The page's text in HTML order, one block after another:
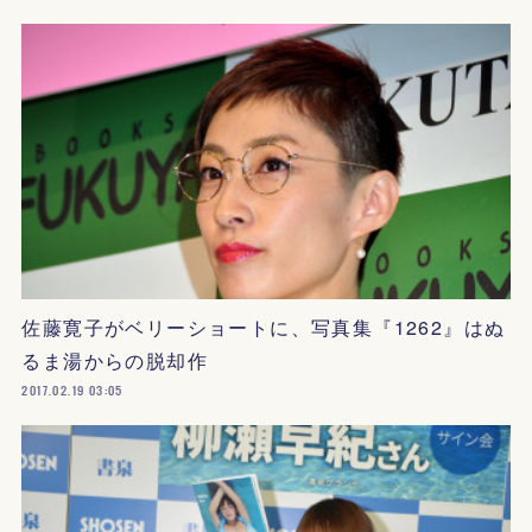
佐藤寛子がベリーショートに、写真集『1262』はぬ
るま湯からの脱却作
2017.02.19 03:05